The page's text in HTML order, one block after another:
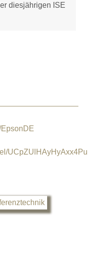
diesjährigen ISE